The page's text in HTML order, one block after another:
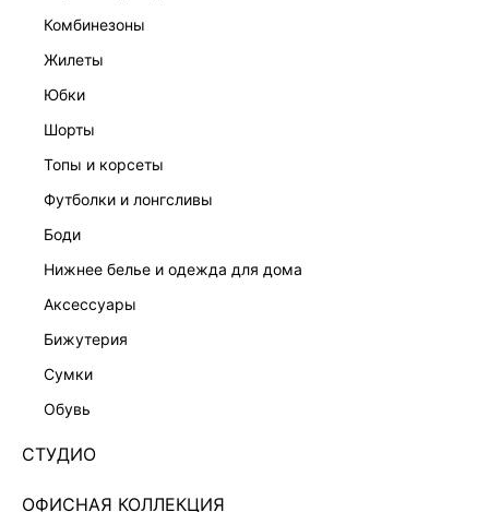
комбинезоны
жилеты
юбки
шорты
топы и корсеты
футболки и лонгсливы
боди
нижнее белье и одежда для дома
аксессуары
бижутерия
сумки
обувь
СТУДИО
ОФИСНАЯ КОЛЛЕКЦИЯ
Нет в наличии
ЦВЕТ:ЧЕРНЫЙ